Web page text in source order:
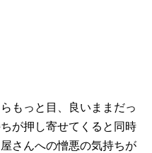
もっと目、良いままだっ
が押し寄せてくると同時
さんへの憎悪の気持ちが